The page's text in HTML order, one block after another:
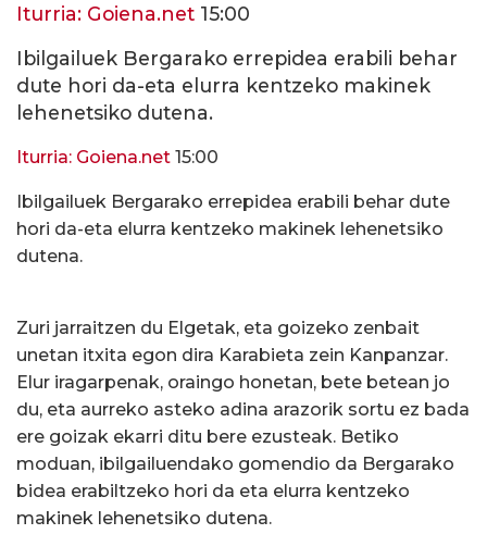
Iturria: Goiena.net 15:00
Ibilgailuek Bergarako errepidea erabili behar
dute hori da-eta elurra kentzeko makinek
lehenetsiko dutena.
Iturria: Goiena.net 15:00
Ibilgailuek Bergarako errepidea erabili behar dute
hori da-eta elurra kentzeko makinek lehenetsiko
dutena.
Zuri jarraitzen du Elgetak, eta goizeko zenbait
unetan itxita egon dira Karabieta zein Kanpanzar.
Elur iragarpenak, oraingo honetan, bete betean jo
du, eta aurreko asteko adina arazorik sortu ez bada
ere goizak ekarri ditu bere ezusteak. Betiko
moduan, ibilgailuendako gomendio da Bergarako
bidea erabiltzeko hori da eta elurra kentzeko
makinek lehenetsiko dutena.